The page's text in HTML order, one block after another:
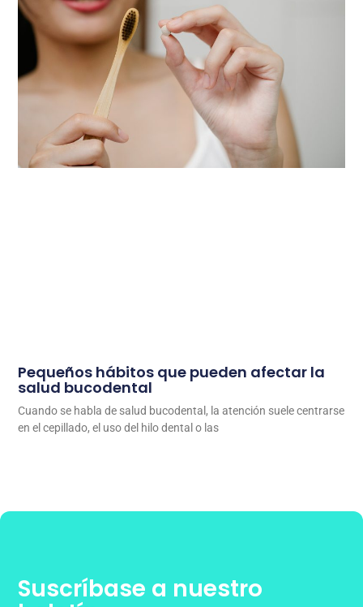
Pequeños hábitos que pueden afectar la
salud bucodental
Cuando se habla de salud bucodental, la atención suele centrarse
en el cepillado, el uso del hilo dental o las
Suscríbase a nuestro